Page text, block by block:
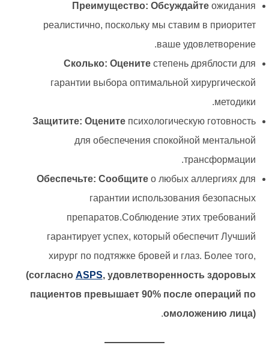
Преимущество: Обсуждайтеожидания
реалистично, поскольку мы ставим в приоритет
ваше удовлетворение.
Сколько: Оценитестепень дряблости для
гарантии выбора оптимальной хирургической
методики.
Защитите: Оценитепсихологическую готовность
для обеспечения спокойной ментальной
трансформации.
Обеспечьте: Сообщитео любых аллергиях для
гарантии использования безопасных
препаратов.Соблюдение этих требований
гарантирует успех, который обеспечит Лучший
хирург по подтяжке бровей и глаз. Более того,
(согласно ASPS, удовлетворенность здоровых
пациентов превышает 90% после операций по
омоложению лица)
.